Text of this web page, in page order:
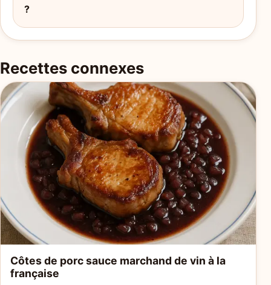
?
Recettes connexes
Côtes de porc sauce marchand de vin à la
française